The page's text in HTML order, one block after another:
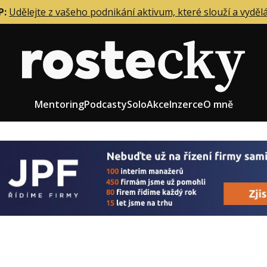
Udělejte z vašeho podnikání aktivum, které slouží a
MentoringPodcastySoloAkceInzerceO mně
firmy
zaměstnanců
Role zakladatele/CEO
Růst firmy